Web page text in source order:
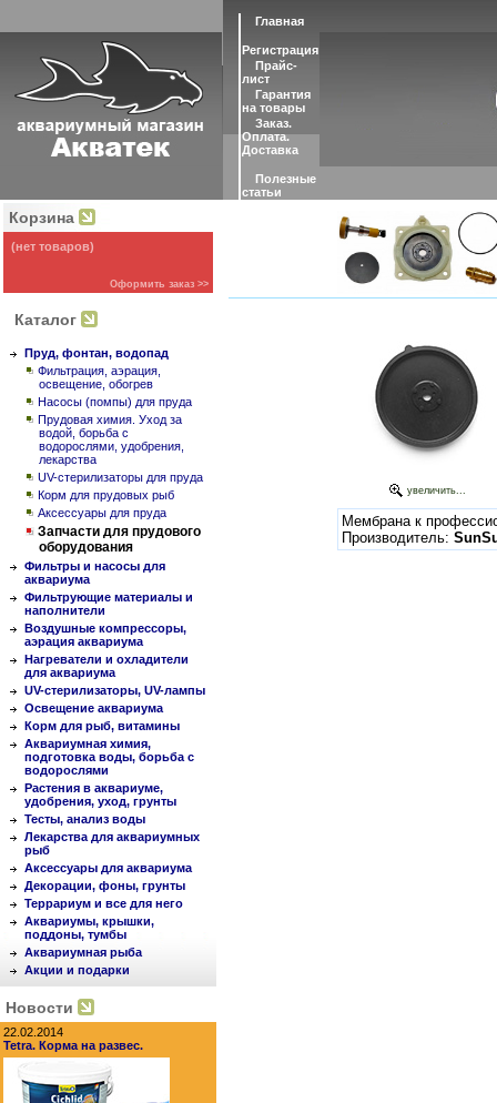
Главная
Регистрация
Прайс-
лист
Гарантия
на товары
Заказ.
Оплата.
Доставка
Полезные
статьи
Корзина
(нет товаров)
Оформить заказ >>
Каталог
Пруд, фонтан, водопад
Фильтрация, аэрация,
освещение, обогрев
Насосы (помпы) для пруда
Прудовая химия. Уход за
водой, борьба с
водорослями, удобрения,
лекарства
UV-стерилизаторы для пруда
Корм для прудовых рыб
Аксессуары для пруда
Запчасти для прудового
оборудования
Фильтры и насосы для
аквариума
Фильтрующие материалы и
наполнители
Воздушные компрессоры,
аэрация аквариума
Нагреватели и охладители
для аквариума
UV-стерилизаторы, UV-лампы
Освещение аквариума
Корм для рыб, витамины
Аквариумная химия,
подготовка воды, борьба с
водорослями
Растения в аквариуме,
удобрения, уход, грунты
Тесты, анализ воды
Лекарства для аквариумных
рыб
Аксессуары для аквариума
Декорации, фоны, грунты
Террариум и все для него
Аквариумы, крышки,
поддоны, тумбы
Аквариумная рыба
Акции и подарки
Новости
22.02.2014
Tetra. Корма на развес.
увеличить...
Мембрана к
Производитель: